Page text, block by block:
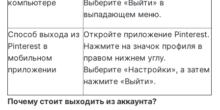
компьютере
Выберите «Выйти» в
выпадающем меню.
Способ выхода из
Pinterest в
мобильном
приложении
Откройте приложение Pinterest.
Нажмите на значок профиля в
правом нижнем углу.
Выберите «Настройки», а затем
нажмите «Выйти».
Почему стоит выходить из аккаунта?